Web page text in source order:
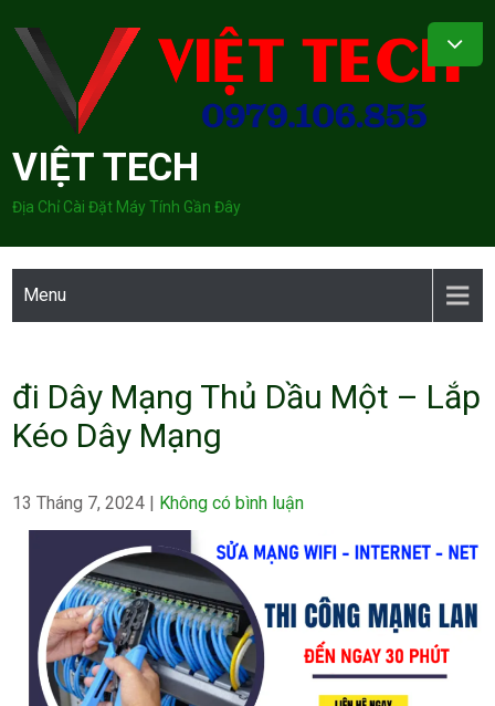
content
VIỆT TECH
Địa Chỉ Cài Đặt Máy Tính Gần Đây
Menu
đi Dây Mạng Thủ Dầu Một – Lắp
Kéo Dây Mạng
13 Tháng 7, 2024 | Không có bình luận